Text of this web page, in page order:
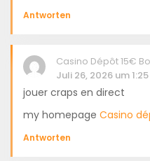
Antworten
Casino Dépôt 15€
Juli 26, 2026 um
jouer craps en direct
my homepage Casino
Antworten